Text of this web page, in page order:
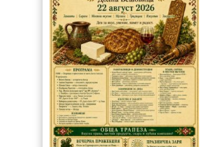
133 | 2026-08-07 13:27:27